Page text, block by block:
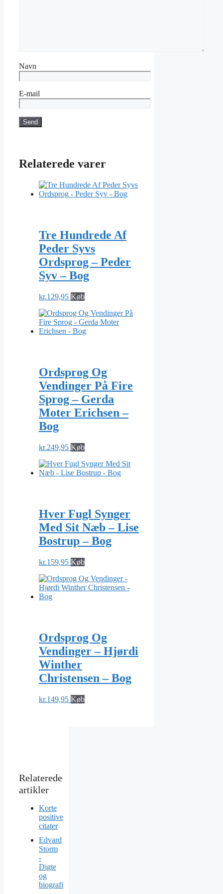
Navn
E-mail
Relaterede varer
Tre Hundrede Af
Peder Syvs
Ordsprog – Peder
Syv – Bog
kr.129,95 Køb
Ordsprog Og
Vendinger På Fire
Sprog – Gerda
Moter Erichsen –
Bog
kr.249,95 Køb
Hver Fugl Synger
Med Sit Næb – Lise
Bostrup – Bog
kr.159,95 Køb
Ordsprog Og
Vendinger – Hjørdi
Winther
Christensen – Bog
kr.149,95 Køb
Korte
positive
citater
Edvard
Storm
-
Digte
og
biografi